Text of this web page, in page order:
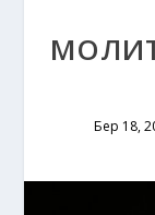
Бер 18,